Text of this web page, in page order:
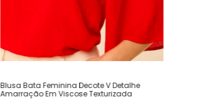
Blusa Bata Feminina Decote V Detalhe
Amarração Em Viscose Texturizada